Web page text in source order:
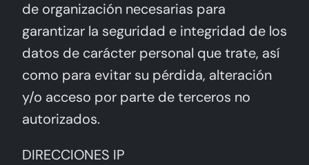
de organización necesarias para
garantizar la seguridad e integridad de los
datos de carácter personal que trate, así
como para evitar su pérdida, alteración
y/o acceso por parte de terceros no
autorizados.
DIRECCIONES IP